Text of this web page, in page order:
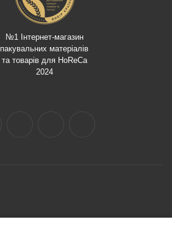
№1 Інтернет-магазин
пакувальних матеріалів
та товарів для HoReCa
2024